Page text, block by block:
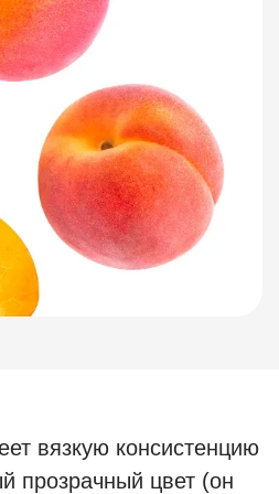
вязкую консистенцию
прозрачный цвет (он